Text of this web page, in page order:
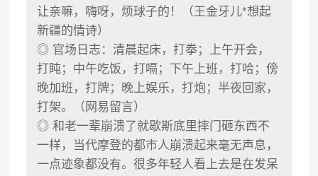
让亲嘛，嗨呀，烦球子的！（王金牙儿*想起
新疆的情诗）
◎ 官场日志：清晨起床，打拳；上午开会，
打盹；中午吃饭，打嗝；下午上班，打哈；傍
晚加班，打牌；晚上娱乐，打炮；半夜回家，
打架。（网易留言）
◎ 和老一辈崩溃了就歇斯底里摔门砸东西不
一样，当代摩登的都市人崩溃起来毫无声息，
一点迹象都没有。很多年轻人看上去是在发呆